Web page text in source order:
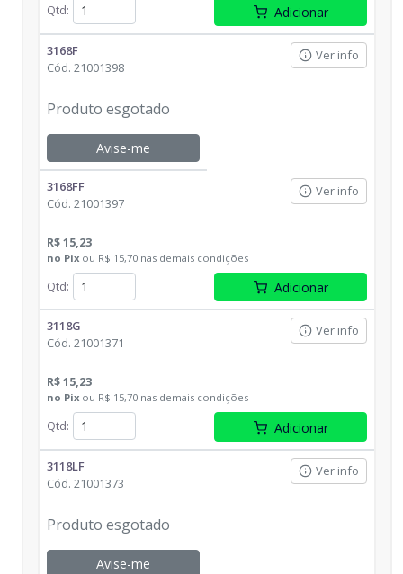
Qtd: Adicionar
3168F
Cód. 21001398
Ver info
Produto esgotado
Avise-me
3168FF
Cód. 21001397
Ver info
R$ 15,23
no Pix ou R$ 15,70 nas demais condições
Qtd: Adicionar
3118G
Cód. 21001371
Ver info
R$ 15,23
no Pix ou R$ 15,70 nas demais condições
Qtd: Adicionar
3118LF
Cód. 21001373
Ver info
Produto esgotado
Avise-me